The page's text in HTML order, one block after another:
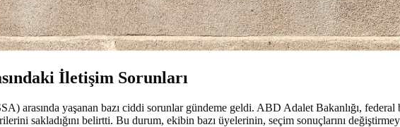
İletişim Sorunları
arasında yaşanan bazı ciddi sorunlar gündeme geldi. ABD Adalet Bakanlığı,
sakladığını belirtti. Bu durum, ekibin bazı üyelerinin, seçim sonuçlarını